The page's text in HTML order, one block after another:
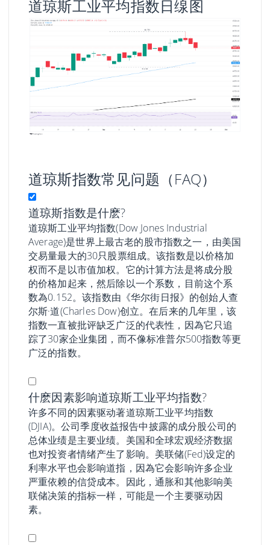
道琼斯工业平均指数日缐图
道琼斯指数常见问题（FAQ）
道琼斯指数是什麽?
道琼斯工业平均指数(Dow Jones Industrial
Average)是世界上最古老的股市指数之一，由美国
交易量最大的30只股票组成。该指数是以价格加
权而不是以市值加权。它的计算方法是将成分股
的价格加起来，然后除以一个系数，目前这个系
数為0.152。该指数由《华尔街日报》的创始人查
尔斯·道(Charles Dow)创立。在后来的几年里，该
指数一直被批评缺乏广泛的代表性，因為它只追
踪了30家企业集团，而不像标准普尔500指数等更
广泛的指数。
什麽因素影响道琼斯工业平均指数?
许多不同的因素驱动著道琼斯工业平均指数
(DJIA)。公司季度收益报告中披露的成分股公司的
总体业绩是主要业绩。美国和全球宏观经济数据
也对投资者情绪产生了影响。美联储(Fed)设定的
利率水平也会影响道指，因為它会影响许多企业
严重依赖的信贷成本。因此，通胀和其他影响美
联储决策的指标一样，可能是一个主要驱动因
素。